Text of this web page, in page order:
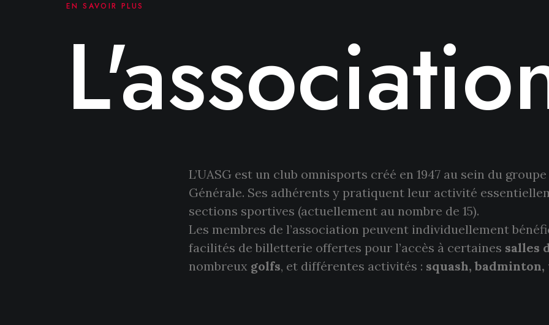
EN SAVOIR PLUS
L’UASG est un club omnisports créé en 1947 au sein du
Générale. Ses adhérents y pratiquent leur activité
sections sportives (actuellement au nombre de 15).
Les membres de l’association peuvent individuellement
facilités de billetterie offertes pour l’accès à certaines salles
nombreux golfs, et différentes activités : squash, badminton,